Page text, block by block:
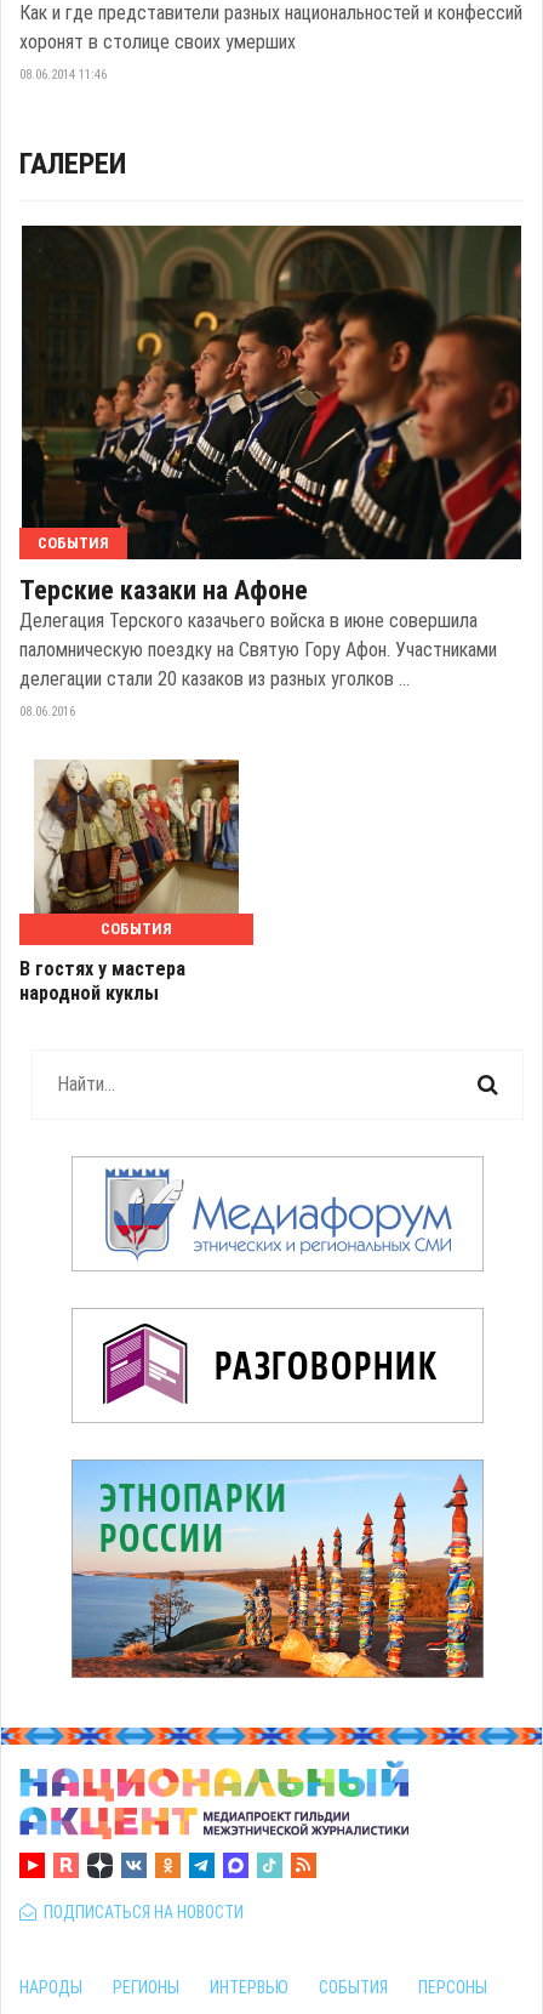
Как и где представители разных национальностей и конфессий
хоронят в столице своих умерших
08.06.2014 11:46
ГАЛЕРЕИ
СОБЫТИЯ
Терские казаки на Афоне
Делегация Терского казачьего войска в июне совершила
паломническую поездку на Святую Гору Афон. Участниками
делегации стали 20 казаков из разных уголков ...
08.06.2016
СОБЫТИЯ
В гостях у мастера
народной куклы
ПОДПИСАТЬСЯ НА НОВОСТИ
НАРОДЫ РЕГИОНЫ ИНТЕРВЬЮ СОБЫТИЯ
ПЕРСОНЫ